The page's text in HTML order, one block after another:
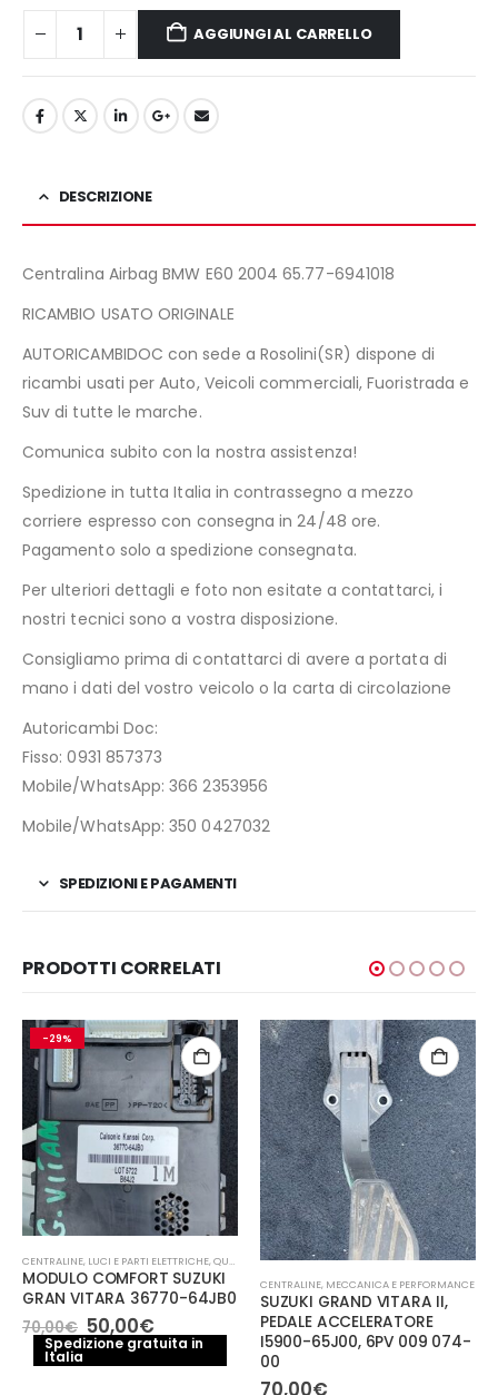
AGGIUNGI AL CARRELLO
DESCRIZIONE
Centralina Airbag BMW E60 2004 65.77-6941018
RICAMBIO USATO ORIGINALE
AUTORICAMBIDOC con sede a Rosolini(SR) dispone di
ricambi usati per Auto, Veicoli commerciali, Fuoristrada e
Suv di tutte le marche.
Comunica subito con la nostra assistenza!
Spedizione in tutta Italia in contrassegno a mezzo
corriere espresso con consegna in 24/48 ore.
Pagamento solo a spedizione consegnata.
Per ulteriori dettagli e foto non esitate a contattarci, i
nostri tecnici sono a vostra disposizione.
Consigliamo prima di contattarci di avere a portata di
mano i dati del vostro veicolo o la carta di circolazione
Autoricambi Doc:
Fisso: 0931 857373
Mobile/WhatsApp: 366 2353956
Mobile/WhatsApp: 350 0427032
SPEDIZIONI E PAGAMENTI
PRODOTTI CORRELATI
-29%
CENTRALINE, LUCI E PARTI ELETTRICHE,QUADRO STRUMENTI
MODULO COMFORT SUZUKI
GRAN VITARA 36770-64JB0
70,00€ Il
prezzo
originale
50,00€Il
prezzo
attuale
Spedizione gratuita in
Italia
CENTRALINE, MECCANICA E PERFORMANCE
SUZUKI GRAND VITARA II,
PEDALE ACCELERATORE
I5900-65J00, 6PV 009 074-
00
70,00€